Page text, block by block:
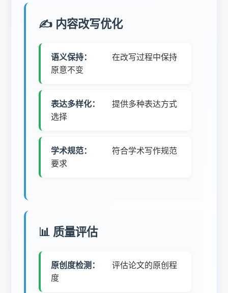
✍️ 内容改写优化
语义保持：
在改写过程中保持
原意不变
表达多样化：
提供多种表达方式
选择
学术规范：
符合学术写作规范
要求
📊 质量评估
原创度检测：
评估论文的原创程
度